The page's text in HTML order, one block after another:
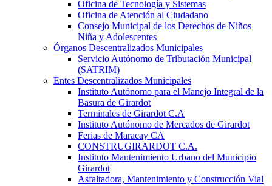
Oficina de Tecnología y Sistemas
Oficina de Atención al Ciudadano
Consejo Municipal de los Derechos de Niños
Niña y Adolescentes
Órganos Descentralizados Municipales
Servicio Autónomo de Tributación Municipal
(SATRIM)
Entes Descentralizados Municipales
Instituto Autónomo para el Manejo Integral de la
Basura de Girardot
Terminales de Girardot C.A
Instituto Autónomo de Mercados de Girardot
Ferias de Maracay CA
CONSTRUGIRARDOT C.A.
Instituto Mantenimiento Urbano del Municipio
Girardot
Asfaltadora, Mantenimiento y Construcción Vial